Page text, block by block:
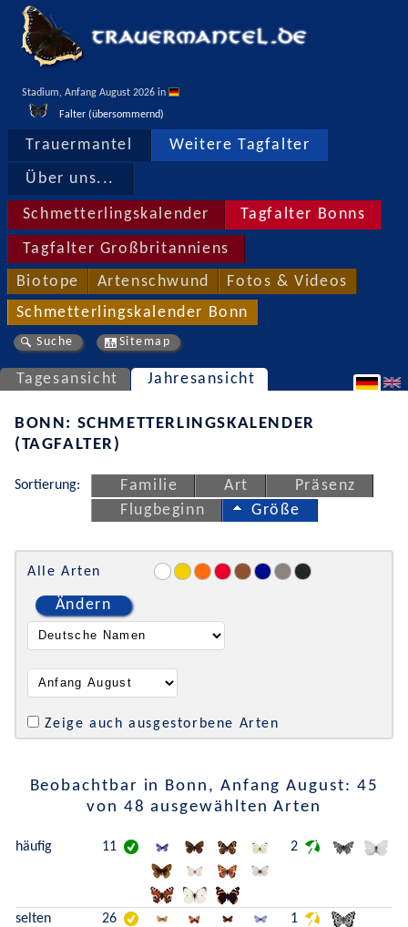
Stadium, Anfang August 2026 in
Falter (übersommernd)
Trauermantel Weitere Tagfalter
Über uns...
Schmetterlingskalender Tagfalter Bonns
Tagfalter Großbritanniens
Biotope Artenschwund Fotos & Videos
Schmetterlingskalender Bonn
Suche Sitemap
Tagesansicht Jahresansicht
BONN: SCHMETTERLINGSKALENDER
(TAGFALTER)
Sortierung: Familie Art
Präsenz
Flugbeginn
Größe
Alle Arten
Ändern
Zeige auch ausgestorbene Arten
Beobachtbar in Bonn, Anfang August: 45
von 48 ausgewählten Arten
häufig 11 2
selten 26 1